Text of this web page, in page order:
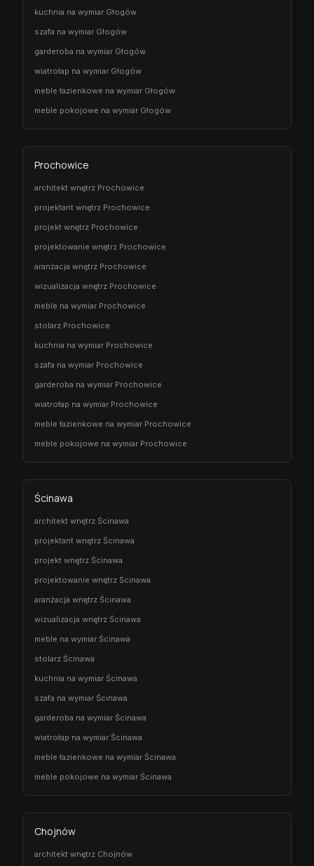
kuchnia na wymiar Głogów
szafa na wymiar Głogów
garderoba na wymiar Głogów
wiatrołap na wymiar Głogów
meble łazienkowe na wymiar Głogów
meble pokojowe na wymiar Głogów
Prochowice
architekt wnętrz Prochowice
projektant wnętrz Prochowice
projekt wnętrz Prochowice
projektowanie wnętrz Prochowice
aranżacja wnętrz Prochowice
wizualizacja wnętrz Prochowice
meble na wymiar Prochowice
stolarz Prochowice
kuchnia na wymiar Prochowice
szafa na wymiar Prochowice
garderoba na wymiar Prochowice
wiatrołap na wymiar Prochowice
meble łazienkowe na wymiar Prochowice
meble pokojowe na wymiar Prochowice
Ścinawa
architekt wnętrz Ścinawa
projektant wnętrz Ścinawa
projekt wnętrz Ścinawa
projektowanie wnętrz Ścinawa
aranżacja wnętrz Ścinawa
wizualizacja wnętrz Ścinawa
meble na wymiar Ścinawa
stolarz Ścinawa
kuchnia na wymiar Ścinawa
szafa na wymiar Ścinawa
garderoba na wymiar Ścinawa
wiatrołap na wymiar Ścinawa
meble łazienkowe na wymiar Ścinawa
meble pokojowe na wymiar Ścinawa
Chojnów
architekt wnętrz Chojnów